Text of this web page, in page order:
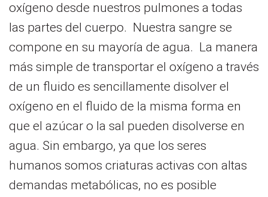
oxígeno desde nuestros pulmones a todas
las partes del cuerpo. Nuestra sangre se
compone en su mayoría de agua. La manera
más simple de transportar el oxígeno a través
de un fluido es sencillamente disolver el
oxígeno en el fluido de la misma forma en
que el azúcar o la sal pueden disolverse en
agua. Sin embargo, ya que los seres
humanos somos criaturas activas con altas
demandas metabólicas, no es posible